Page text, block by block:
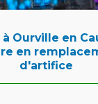
Ourville en
en
d'artifice